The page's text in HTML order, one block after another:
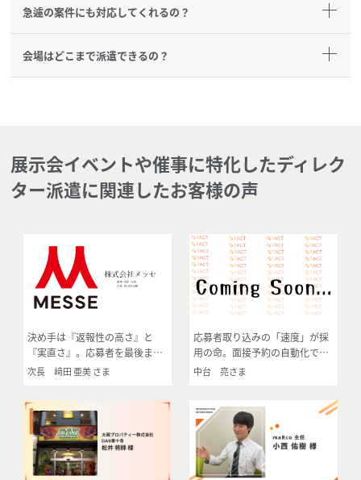
急遽の案件にも対応してくれるの？
会場はどこまで派遣できるの？
展示会イベントや催事に特化したディレク
ター派遣に関連したお客様の声
決め手は『返報性の高さ』と
『実直さ』。応募者を最後まで
送り届ける1対1の丁寧なフォロ
次長 﨑田 亜美 さま
応募者取り込みの「速度」が採
用の命。面接予約の自動化で工
数削減と採用率向上を実現
中台 亮さま